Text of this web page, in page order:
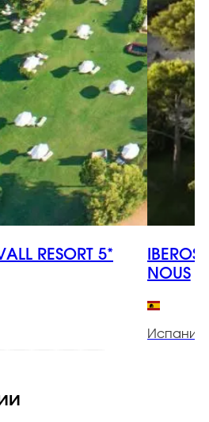
RESORT 5*
NOUS
Испания